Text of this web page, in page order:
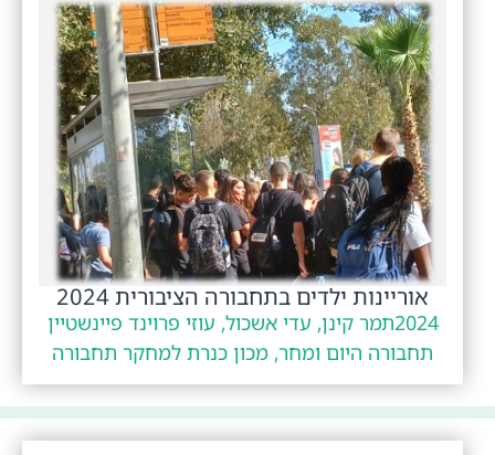
אוריינות ילדים בתחבורה הציבורית 2024
2024תמר קינן, עדי אשכול, עוזי פרוינד פיינשטיין
תחבורה היום ומחר, מכון כנרת למחקר תחבורה